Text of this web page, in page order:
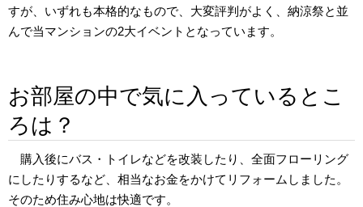
すが、いずれも本格的なもので、大変評判がよく、納涼祭と並
んで当マンションの2大イベントとなっています。
お部屋の中で気に入っているとこ
ろは？
購入後にバス・トイレなどを改装したり、全面フローリング
にしたりするなど、相当なお金をかけてリフォームしました。
そのため住み心地は快適です。